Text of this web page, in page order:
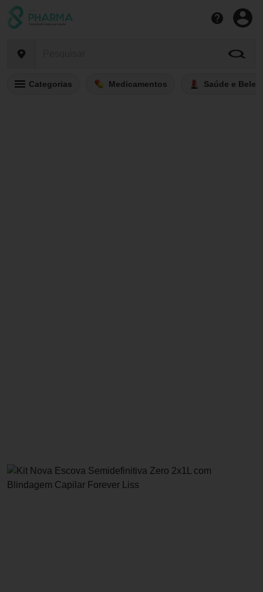
Categorias Medicamentos Saúde e